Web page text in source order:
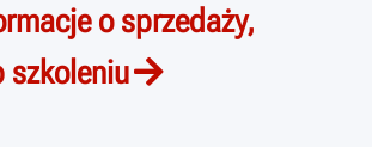
o sprzedaży,
szkoleniu